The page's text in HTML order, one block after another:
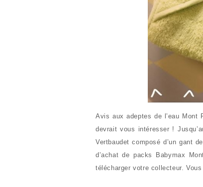
Avis aux adeptes de l’eau Mont
devrait vous intéresser !
Vertbaudet composé d’un gant
d’achat de packs Babymax
télécharger votre collecteur. Vous